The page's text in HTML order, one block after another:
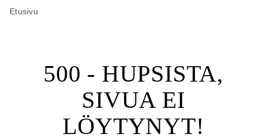
Etusivu
500 - HUPSISTA,
SIVUA EI
LÖYTYNYT!